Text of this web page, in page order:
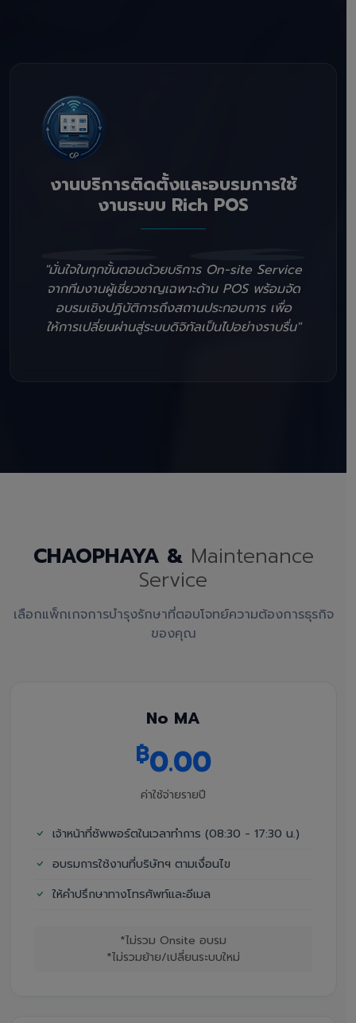
งานบริการติดตั้งและอบรมการใช้
งานระบบ Rich POS
"มั่นใจในทุกขั้นตอนด้วยบริการ On-site Service
จากทีมงานผู้เชี่ยวชาญเฉพาะด้าน POS พร้อมจัด
อบรมเชิงปฏิบัติการถึงสถานประกอบการ เพื่อ
ให้การเปลี่ยนผ่านสู่ระบบดิจิทัลเป็นไปอย่างราบรื่น"
CHAOPHAYA & Maintenance
Service
เลือกแพ็กเกจการบำรุงรักษาที่ตอบโจทย์ความต้องการธุรกิจ
ของคุณ
No MA
฿0.00
ค่าใช้จ่ายรายปี
เจ้าหน้าที่ซัพพอร์ตในเวลาทำการ (08:30 - 17:30 น.)
อบรมการใช้งานที่บริษัทฯ ตามเงื่อนไข
ให้คำปรึกษาทางโทรศัพท์และอีเมล
*ไม่รวม Onsite อบรม
*ไม่รวมย้าย/เปลี่ยนระบบใหม่